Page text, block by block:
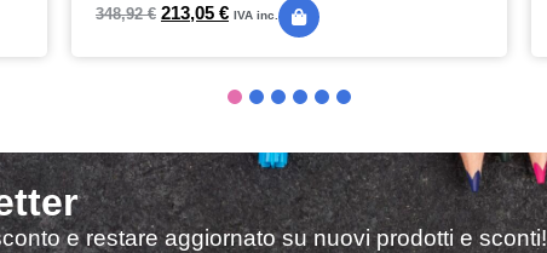
348,92€ 213,05 € IVA inc.
e restare aggiornato su nuovi prodotti e sconti!